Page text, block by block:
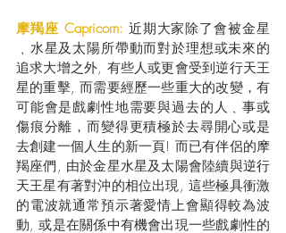
摩羯座 Capricorn: 近期大家除了會被金星
﹑水星及太陽所帶動而對於理想或未來的
追求大增之外, 有些人或更會受到逆行天王
星的重擊, 而需要經歷一些重大的改變，有
可能會是戲劇性地需要與過去的人﹑事或
傷痕分離，而變得更積極於去尋開心或是
去創建一個人生的新一頁! 而已有伴侶的摩
羯座們, 由於金星水星及太陽會陸續與逆行
天王星有著對沖的相位出現, 這些極具衝激
的電波就通常預示著愛情上會顯得較為波
動, 或是在關係中有機會出現一些戲劇性的